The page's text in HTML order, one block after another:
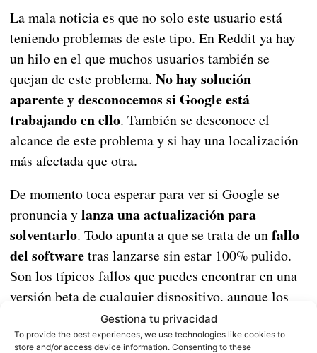
Gestiona tu privacidad
To provide the best experiences, we use technologies like cookies to
store and/or access device information. Consenting to these
La mala noticia es que no solo este usuario está
teniendo problemas de este tipo. En Reddit ya hay
un hilo en el que muchos usuarios también se
quejan de este problema. No hay solución
aparente y desconocemos si Google está
trabajando en ello. También se desconoce el
alcance de este problema y si hay una localización
más afectada que otra.
De momento toca esperar para ver si Google se
pronuncia ylanza una actualización para
solventarlo. Todo apunta a que se trata de unfallo
del softwaretras lanzarse sin estar 100% pulido.
Son los típicos fallos que puedes encontrar en una
versión beta de cualquier dispositivo, aunque los
Google Pixel 4 no tienen beta disponible
versión estable de Android 10.